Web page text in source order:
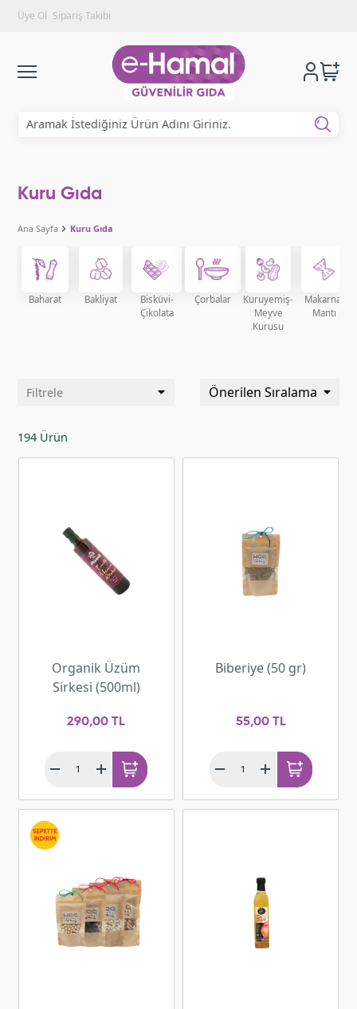
Üye Ol Sipariş Takibi
Kuru Gıda
Ana Sayfa Kuru Gıda
Baharat Bakliyat
Bisküvi-
Çikolata
Çorbalar
Kuruyemiş-
Meyve
Kurusu
Makarna-
Mantı
Filtrele Önerilen Sıralama
194 Ürün
Organik Üzüm
Sirkesi (500ml)
290,00 TL
Biberiye (50 gr)
55,00 TL